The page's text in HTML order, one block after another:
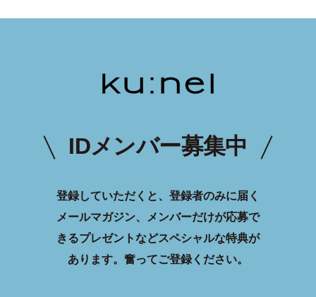
IDメンバー募集中
登録していただくと、登録者のみに届く
メールマガジン、メンバーだけが応募で
きるプレゼントなどスペシャルな特典が
あります。 奮ってご登録ください。